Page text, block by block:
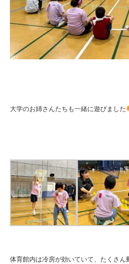
大学のお姉さんたちも一緒に遊びました
体育館内は冷房が効いていて、たくさん